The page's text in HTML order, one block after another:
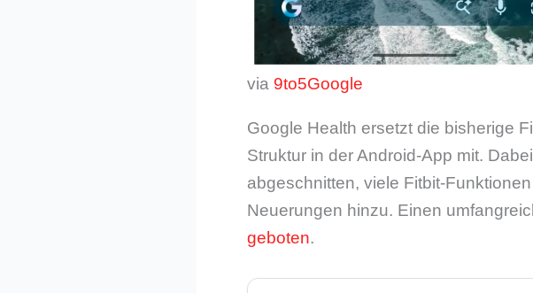
via 9to5Google
Google Health ersetzt die bisherige
Struktur in der Android-App mit.
abgeschnitten, viele Fitbit-
Neuerungen hinzu. Einen
geboten.